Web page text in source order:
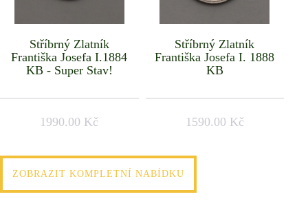
Stříbrný Zlatník
Františka Josefa I.1884
KB - Super Stav!
1990.00 Kč
Stříbrný Zlatník
Františka Josefa I. 1888
KB
1590.00 Kč
ZOBRAZIT KOMPLETNÍ NABÍDKU